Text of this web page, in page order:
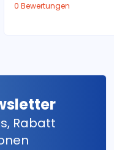
0 Bewertungen
Rabatt